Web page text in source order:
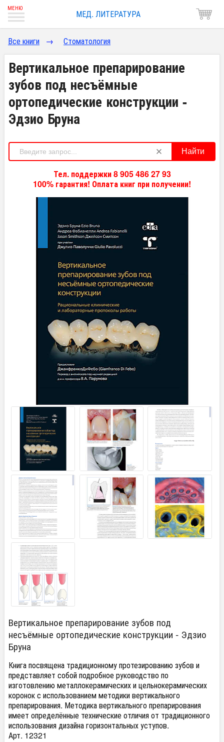
МЕД. ЛИТЕРАТУРА
Все книги → Стоматология
Вертикальное препарирование
зубов под несъёмные
ортопедические конструкции -
Эдзио Бруна
Найти
Тел. поддержки 8 905 486 27 93
100% гарантия! Оплата книг при получении!
Вертикальное препарирование зубов под
несъёмные ортопедические конструкции - Эдзио
Бруна
Книга посвящена традиционному протезированию зубов и
представляет собой подробное руководство по
изготовлению металлокерамических и цельнокерамических
коронок с использованием методики вертикального
препарирования. Методика вертикального препарирования
имеет определённые технические отличия от традиционного
использования дизайна горизонтальных уступов.
Арт. 12321